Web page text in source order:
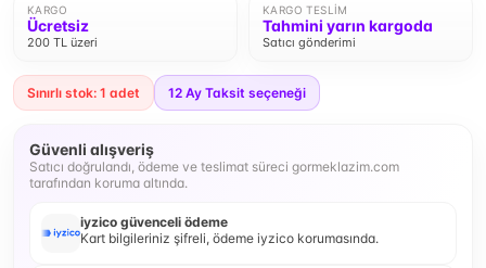
KARGO
Ücretsiz
200 TL üzeri
KARGO TESLIM
Tahmini yarın kargoda
Satıcı gönderimi
Sınırlı stok: 1 adet 12 Ay Taksit seçeneği
Güvenli alışveriş
Satıcı doğrulandı, ödeme ve teslimat süreci gormeklazim.com
tarafından koruma altında.
iyzico güvenceli ödeme
Kart bilgileriniz şifreli, ödeme iyzico korumasında.